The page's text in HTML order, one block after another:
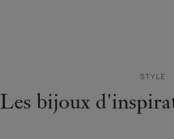
STYLE
Les bijoux